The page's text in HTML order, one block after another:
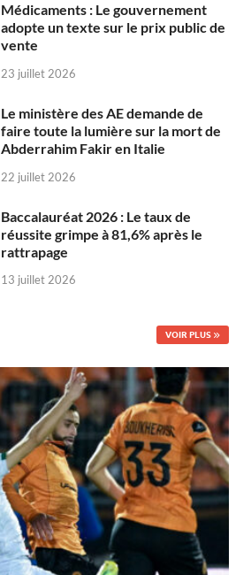
Médicaments : Le gouvernement
adopte un texte sur le prix public de
vente
23 juillet 2026
Le ministère des AE demande de
faire toute la lumière sur la mort de
Abderrahim Fakir en Italie
22 juillet 2026
Baccalauréat 2026 : Le taux de
réussite grimpe à 81,6% après le
rattrapage
13 juillet 2026
VOIR PLUS